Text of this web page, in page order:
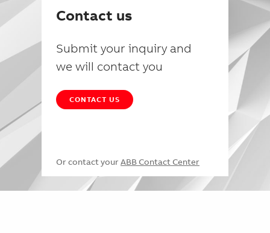
Contact us
Submit your inquiry and
we will contact you
CONTACT US
Or contact your ABB Contact Center